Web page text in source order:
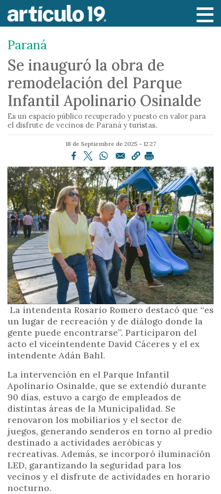
a
l
o
n
t
e
i
d
o
p
r
i
n
c
i
a
l
Paraná
Se inauguró la obra de
remodelación del Parque
Infantil Apolinario Osinalde
Es un espacio público recuperado y puesto en valor para
el disfrute de vecinos de Paraná y turistas.
18 de Septiembre de 2025 - 12:27
La intendenta Rosario Romero destacó que “es
un lugar de recreación y de diálogo donde la
gente puede encontrarse”. Participaron del
acto el viceintendente David Cáceres y el ex
intendente Adán Bahl.
La intervención en el Parque Infantil
Apolinario Osinalde, que se extendió durante
90 días, estuvo a cargo de empleados de
distintas áreas de la Municipalidad. Se
renovaron los mobiliarios y el sector de
juegos, generando senderos en torno al predio
destinado a actividades aeróbicas y
recreativas. Además, se incorporó iluminación
LED, garantizando la seguridad para los
vecinos y el disfrute de actividades en horario
nocturno.